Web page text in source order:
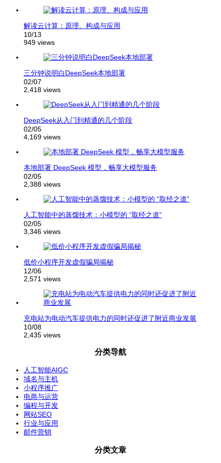
解读云计算：原理、构成与应用
10/13
949 views
三分钟说明白DeepSeek本地部署
02/07
2,418 views
DeepSeek从入门到精通的几个阶段
02/05
4,169 views
本地部署 DeepSeek 模型，畅享大模型服务
02/05
2,388 views
人工智能中的蒸馏技术：小模型的 “取经之道”
02/05
3,346 views
低价小程序开发虚假骗局揭秘
12/06
2,571 views
充电站为电动汽车提供电力的同时还促进了附近商业发展
10/08
2,435 views
分类导航
人工智能AIGC
域名与主机
小程序推广
电商与运营
编程与开发
网站SEO
行业与应用
邮件营销
分类文章